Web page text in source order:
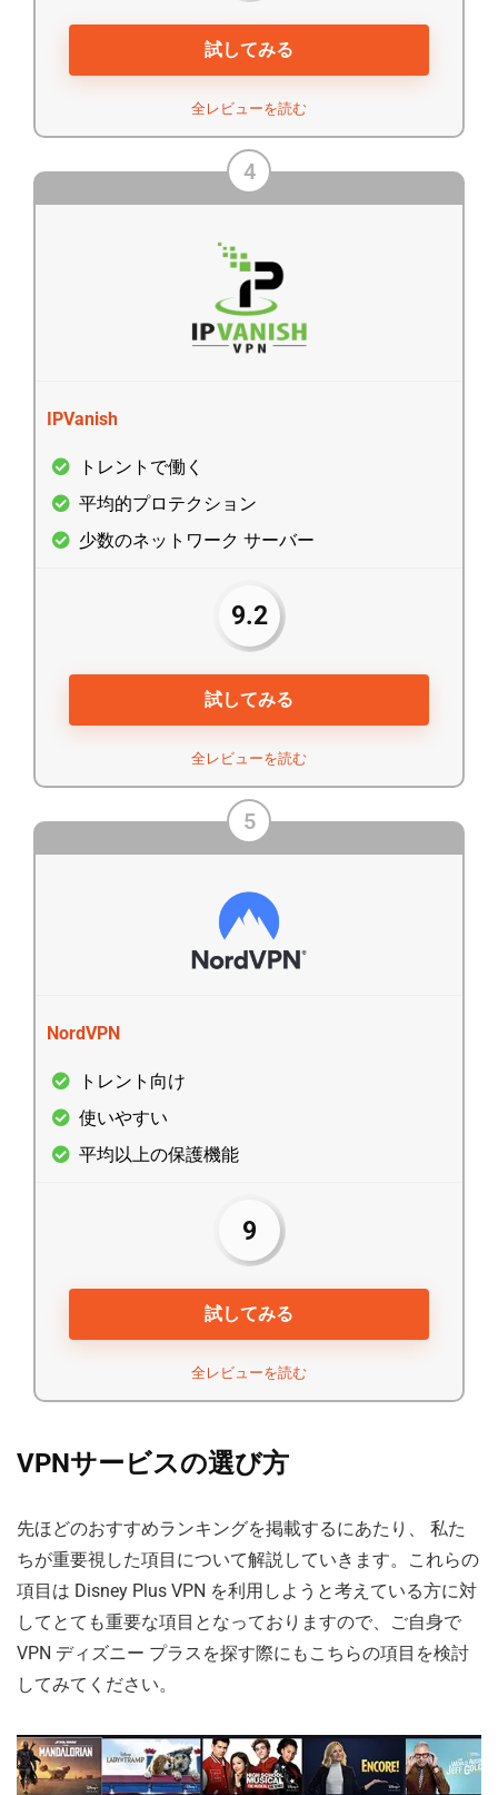
試してみる
全レビューを読む
4
IPVanish
トレントで働く
平均的プロテクション
少数のネットワーク サーバー
9.2
試してみる
全レビューを読む
5
NordVPN
トレント向け
使いやすい
平均以上の保護機能
9
試してみる
全レビューを読む
VPNサービスの選び方
先ほどのおすすめランキングを掲載するにあたり、 私た
ちが重要視した項目について解説していきます。これらの
項目は Disney Plus VPN を利用しようと考えている方に対
してとても重要な項目となっておりますので、ご自身で
VPN ディズニー プラスを探す際にもこちらの項目を検討
してみてください。